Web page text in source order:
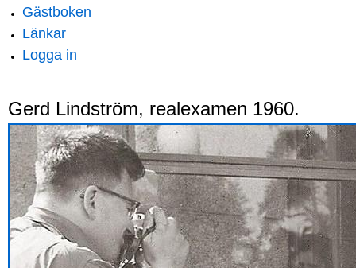
Gästboken
Länkar
Logga in
Gerd Lindström, realexamen 1960.